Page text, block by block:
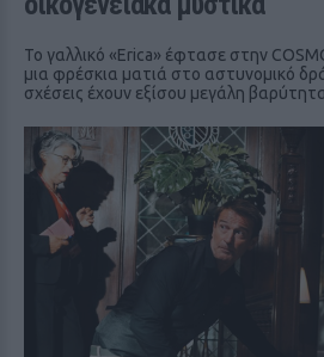
Το γαλλικό «Erica» έφτασε στην
μια φρέσκια ματιά στο αστυνομικό
σχέσεις έχουν εξίσου μεγάλη